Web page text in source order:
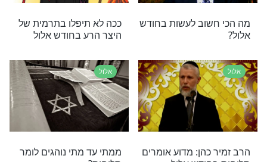
מביא את המסר של הרב גרוסמן לחודש אלול של
כעת